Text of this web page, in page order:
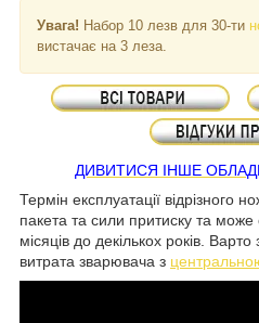
Увага! Набор 10 лезв для 30-ти
вистачає на 3 леза.
ДИВИТИСЯ ІНШЕ
Термін експлуатації відрізного
пакета та сили притиску та може
місяців до декількох років.
витрата зварювача з